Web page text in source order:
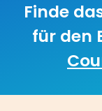
Finde
für den